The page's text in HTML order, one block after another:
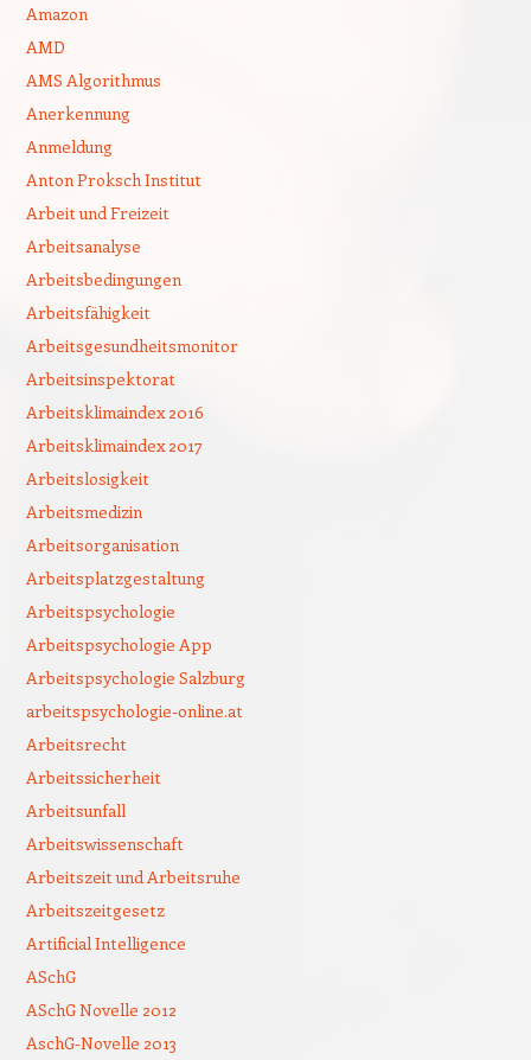
Amazon
AMD
AMS Algorithmus
Anerkennung
Anmeldung
Anton Proksch Institut
Arbeit und Freizeit
Arbeitsanalyse
Arbeitsbedingungen
Arbeitsfähigkeit
Arbeitsgesundheitsmonitor
Arbeitsinspektorat
Arbeitsklimaindex 2016
Arbeitsklimaindex 2017
Arbeitslosigkeit
Arbeitsmedizin
Arbeitsorganisation
Arbeitsplatzgestaltung
Arbeitspsychologie
Arbeitspsychologie App
Arbeitspsychologie Salzburg
arbeitspsychologie-online.at
Arbeitsrecht
Arbeitssicherheit
Arbeitsunfall
Arbeitswissenschaft
Arbeitszeit und Arbeitsruhe
Arbeitszeitgesetz
Artificial Intelligence
ASchG
ASchG Novelle 2012
AschG-Novelle 2013